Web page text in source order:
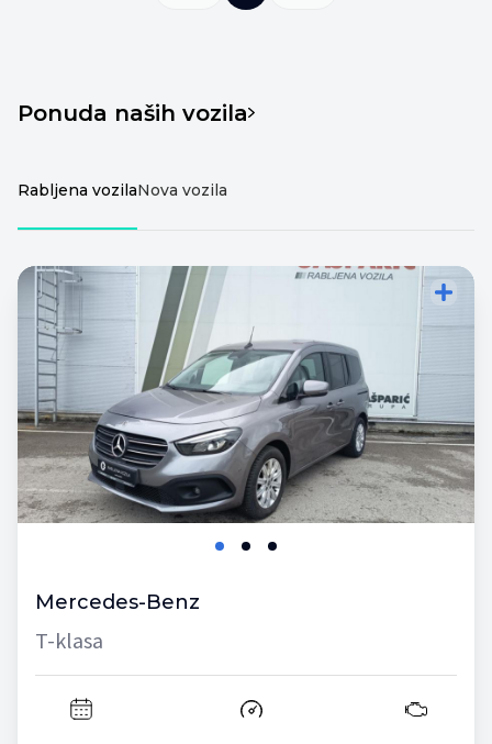
Ponuda naših vozila
Rabljena vozilaNova vozila
Dodajte vozilo za
usporedbu
Mercedes-Benz
T-klasa